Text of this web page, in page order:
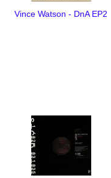
Vince Watson - DnA EP2